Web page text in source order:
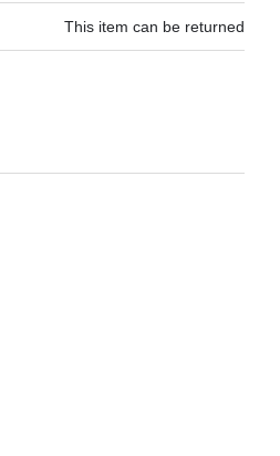
This item can be returned